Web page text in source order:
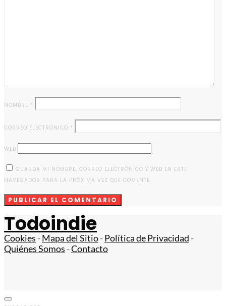
NOMBRE *
CORREO ELECTRÓNICO *
WEB
GUARDA MI NOMBRE, CORREO ELECTRÓNICO Y WEB EN ESTE
NAVEGADOR PARA LA PRÓXIMA VEZ QUE COMENTE.
Todoindie
Cookies -Mapa del Sitio-Política de Privacidad -
Quiénes Somos -Contacto